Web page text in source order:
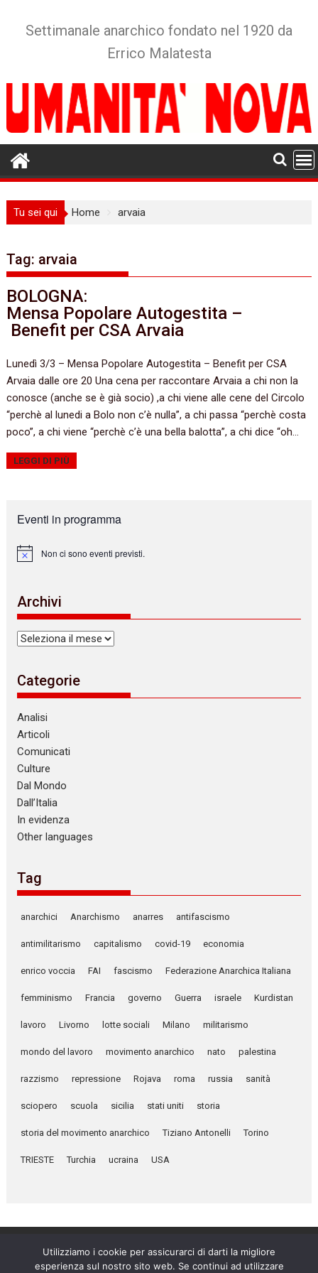
Settimanale anarchico fondato nel 1920 da
Errico Malatesta
Tu sei qui Home arvaia
Tag: arvaia
BOLOGNA:
Mensa Popolare Autogestita –
Benefit per CSA Arvaia
Lunedì 3/3 – Mensa Popolare Autogestita – Benefit per CSA
Arvaia dalle ore 20 Una cena per raccontare Arvaia a chi non la
conosce (anche se è già socio) ,a chi viene alle cene del Circolo
“perchè al lunedi a Bolo non c’è nulla”, a chi passa “perchè costa
poco”, a chi viene “perchè c’è una bella balotta”, a chi dice “oh…
LEGGI DI PIÙ
Eventi in programma
N
c
e
Non ci sono eventi previsti.
Archivi
Archivi
Categorie
Analisi
Articoli
Comunicati
Culture
Dal Mondo
Dall’Italia
In evidenza
Other languages
Tag
anarchici Anarchismo anarres antifascismo
antimilitarismo capitalismo covid-19 economia
enrico voccia FAI fascismo Federazione Anarchica Italiana
femminismo Francia governo Guerra israele Kurdistan
lavoro Livorno lotte sociali Milano militarismo
mondo del lavoro movimento anarchico nato palestina
razzismo repressione Rojava roma russia sanità
sciopero scuola sicilia stati uniti storia
storia del movimento anarchico Tiziano Antonelli Torino
TRIESTE Turchia ucraina USA
Utilizziamo i cookie per assicurarci di darti la migliore
esperienza sul nostro sito web. Se continui ad utilizzare